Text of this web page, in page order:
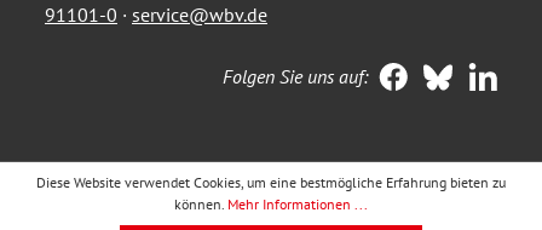
91101-0 · service@wbv.de
Folgen Sie uns auf:
Diese Website verwendet Cookies, um eine bestmögliche Erfahrung bieten zu
können. Mehr Informationen ...